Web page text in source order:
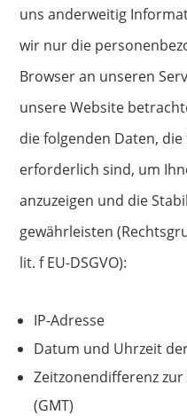
uns anderweitig
wir nur die
Browser an unseren
unsere Website
die folgenden Daten,
erforderlich sind, um
anzuzeigen und die
gewährleisten
lit. f EU-DSGVO):
IP-Adresse
Datum und Uhrzeit
Zeitzonendifferenz
(GMT)